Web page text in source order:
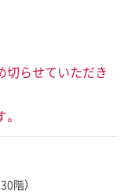
切らせていただき
階）